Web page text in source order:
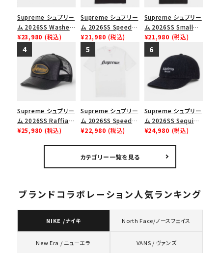
Supreme シュプリー
ム 2026SS Washed
Chino Twill Camp
Cap ウォッシュド チ
ノツイル キャンプキャ
ップ ブラック
¥23,980 (税込)
Supreme シュプリー
ム 2026SS Speed
Tee スピードTシャツ
ブラック
¥21,980 (税込)
Supreme シュプリー
ム 2026SS Small
Box Tee スモールボ
ックスTシャツ ブラッ
ク
¥21,980 (税込)
Supreme シュプリー
ム 2026SS Raffia
Mesh Back 5-Panel
¥25,980 (税込)
Supreme シュプリー
ム 2026SS Speed
Tee スピードTシャツ
¥22,980 (税込)
Supreme シュプリー
ム 2026SS Sequin
Denim Classic
シックロゴ 6パネルキ
ャップ ブラック
¥24,980 (税込)
カテゴリー一覧を見る
ブランドコラボレーション人気ランキング
NIKE /ナイキ North Face/ノースフェイス
New Era / ニューエラ VANS / ヴァンズ